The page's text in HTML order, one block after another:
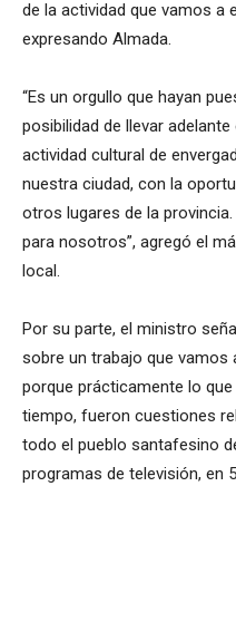
de la actividad que vamos a
expresando Almada.
“Es un orgullo que hayan
posibilidad de llevar
actividad cultural de
nuestra ciudad, con la
otros lugares de la
para nosotros”, agregó el
local.
Por su parte, el ministro
sobre un trabajo que vamos
porque prácticamente lo
tiempo, fueron cuestiones
todo el pueblo santafesino
programas de televisión, en